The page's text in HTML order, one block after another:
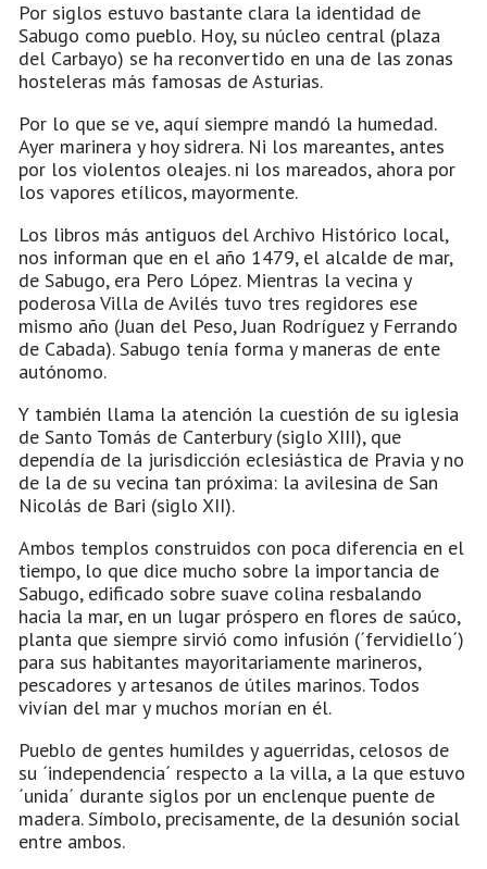
Por siglos estuvo bastante clara la identidad de
Sabugo como pueblo. Hoy, su núcleo central (plaza
del Carbayo) se ha reconvertido en una de las zonas
hosteleras más famosas de Asturias.
Por lo que se ve, aquí siempre mandó la humedad.
Ayer marinera y hoy sidrera. Ni los mareantes, antes
por los violentos oleajes. ni los mareados, ahora por
los vapores etílicos, mayormente.
Los libros más antiguos del Archivo Histórico local,
nos informan que en el año 1479, el alcalde de mar,
de Sabugo, era Pero López. Mientras la vecina y
poderosa Villa de Avilés tuvo tres regidores ese
mismo año (Juan del Peso, Juan Rodríguez y Ferrando
de Cabada). Sabugo tenía forma y maneras de ente
autónomo.
Y también llama la atención la cuestión de su iglesia
de Santo Tomás de Canterbury (siglo XIII), que
dependía de la jurisdicción eclesiástica de Pravia y no
de la de su vecina tan próxima: la avilesina de San
Nicolás de Bari (siglo XII).
Ambos templos construidos con poca diferencia en el
tiempo, lo que dice mucho sobre la importancia de
Sabugo, edificado sobre suave colina resbalando
hacia la mar, en un lugar próspero en flores de saúco,
planta que siempre sirvió como infusión (´fervidiello´)
para sus habitantes mayoritariamente marineros,
pescadores y artesanos de útiles marinos. Todos
vivían del mar y muchos morían en él.
Pueblo de gentes humildes y aguerridas, celosos de
su ´independencia´ respecto a la villa, a la que estuvo
´unida´ durante siglos por un enclenque puente de
madera. Símbolo, precisamente, de la desunión social
entre ambos.